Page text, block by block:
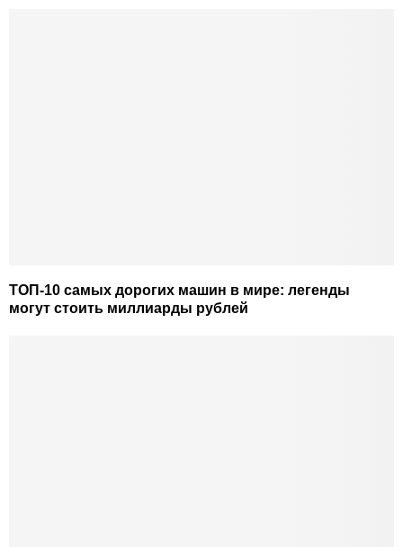
ТОП-10 самых дорогих машин в мире: легенды
могут стоить миллиарды рублей